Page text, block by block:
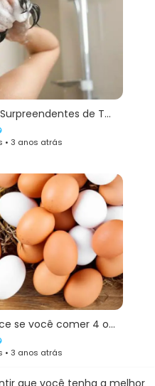
que você tenha a melhor
Os Benefícios Surpreendentes de Tomar Banho a Cada Três Dias: Um Novo Paradigma de Saúde
• 3 anos atrás
O que acontece se você comer 4 ovos cozidos por dia
• 3 anos atrás